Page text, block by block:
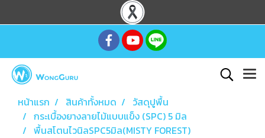
หน้าแรก สินค้าทั้งหมด
วัสดุปูพื้น
กระเบื้องยางลายไม้แบบแข็ง (SPC) 5 มิล
พื้นสโตนไวนิลSPC5มิล(MISTY FOREST)